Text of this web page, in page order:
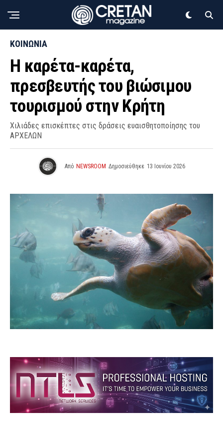
ΚΟΙΝΩΝΙΑ
Η καρέτα-καρέτα,
πρεσβευτής του βιώσιμου
τουρισμού στην Κρήτη
Χιλιάδες επισκέπτες στις δράσεις ευαισθητοποίησης του
ΑΡΧΕΛΩΝ
Από NEWSROOM Δημοσιεύθηκε 13 Ιουνίου 2026